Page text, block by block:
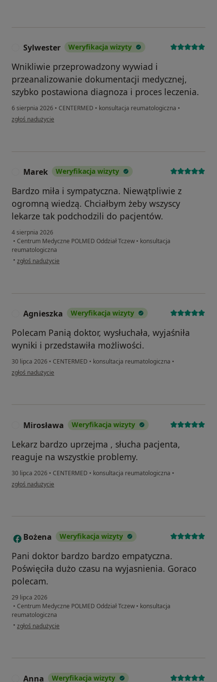
Sylwester Weryfikacja wizyty
Wnikliwie przeprowadzony wywiad i
przeanalizowanie dokumentacji medycznej,
szybko postawiona diagnoza i proces leczenia.
6 sierpnia 2026 • CENTERMED • konsultacja reumatologiczna •
w opinii użytkownika Sylwester
zgłoś nadużycie
Marek Weryfikacja wizyty
Bardzo miła i sympatyczna. Niewątpliwie z
ogromną wiedzą. Chciałbym żeby wszyscy
lekarze tak podchodzili do pacjentów.
4 sierpnia 2026
• Centrum Medyczne POLMED Oddział Tczew • konsultacja
reumatologiczna
• w opinii użytkownika Marek
zgłoś nadużycie
Agnieszka Weryfikacja wizyty
Polecam Panią doktor, wysłuchała, wyjaśniła
wyniki i przedstawiła możliwości.
30 lipca 2026 • CENTERMED • konsultacja reumatologiczna •
w opinii użytkownika Agnieszka
zgłoś nadużycie
Mirosława Weryfikacja wizyty
Lekarz bardzo uprzejma , słucha pacjenta,
reaguje na wszystkie problemy.
30 lipca 2026 • CENTERMED • konsultacja reumatologiczna •
w opinii użytkownika Mirosława
zgłoś nadużycie
B Bożena Weryfikacja wizyty
Pani doktor bardzo bardzo empatyczna.
Poświęciła dużo czasu na wyjasnienia. Goraco
polecam.
29 lipca 2026
• Centrum Medyczne POLMED Oddział Tczew • konsultacja
reumatologiczna
• w opinii użytkownika Bożena
zgłoś nadużycie
Anna Weryfikacja wizyty